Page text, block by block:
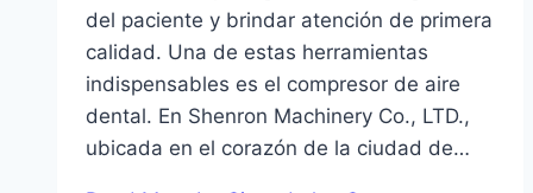
del paciente y brindar atención de primera
calidad. Una de estas herramientas
indispensables es el compresor de aire
dental. En Shenron Machinery Co., LTD.,
ubicada en el corazón de la ciudad de…